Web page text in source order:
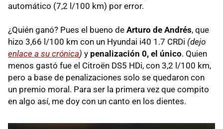
automático (7,2 l/100 km) por error.
¿Quién ganó? Pues el bueno de Arturo de Andrés, que
hizo 3,66 l/100 km con un Hyundai i40 1.7 CRDi (dejo
enlace a su crónica) y penalización 0, el único. Quien
menos gastó fue el Citroën DS5 HDi, con 3,2 l/100 km,
pero a base de penalizaciones solo se quedaron con
un premio moral. Para ser la primera vez que compito
en algo así, me doy con un canto en los dientes.